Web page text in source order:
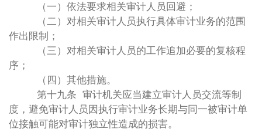
（一）依法要求相关审计人员回避；
（二）对相关审计人员执行具体审计业务的范围
作出限制；
（三）对相关审计人员的工作追加必要的复核程
序；
（四）其他措施。
第十九条 审计机关应当建立审计人员交流等制
度，避免审计人员因执行审计业务长期与同一被审计单
位接触可能对审计独立性造成的损害。